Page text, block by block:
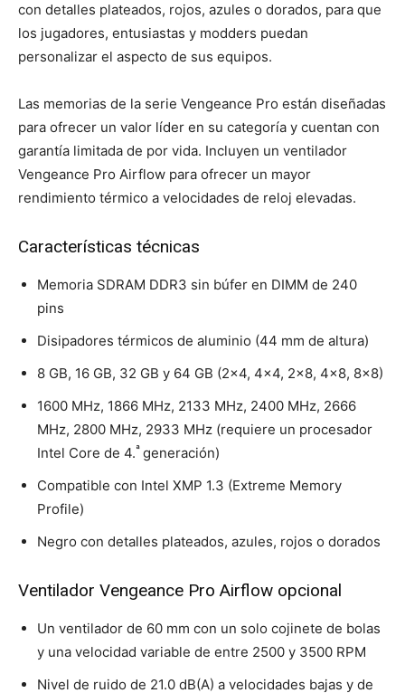
con detalles plateados, rojos, azules o dorados, para que
los jugadores, entusiastas y modders puedan
personalizar el aspecto de sus equipos.
Las memorias de la serie Vengeance Pro están diseñadas
para ofrecer un valor líder en su categoría y cuentan con
garantía limitada de por vida. Incluyen un ventilador
Vengeance Pro Airflow para ofrecer un mayor
rendimiento térmico a velocidades de reloj elevadas.
Características técnicas
Memoria SDRAM DDR3 sin búfer en DIMM de 240
pins
Disipadores térmicos de aluminio (44 mm de altura)
8 GB, 16 GB, 32 GB y 64 GB (2×4, 4×4, 2×8, 4×8, 8×8)
1600 MHz, 1866 MHz, 2133 MHz, 2400 MHz, 2666
MHz, 2800 MHz, 2933 MHz (requiere un procesador
Intel Core de 4.ª generación)
Compatible con Intel XMP 1.3 (Extreme Memory
Profile)
Negro con detalles plateados, azules, rojos o dorados
Ventilador Vengeance Pro Airflow opcional
Un ventilador de 60 mm con un solo cojinete de bolas
y una velocidad variable de entre 2500 y 3500 RPM
Nivel de ruido de 21.0 dB(A) a velocidades bajas y de